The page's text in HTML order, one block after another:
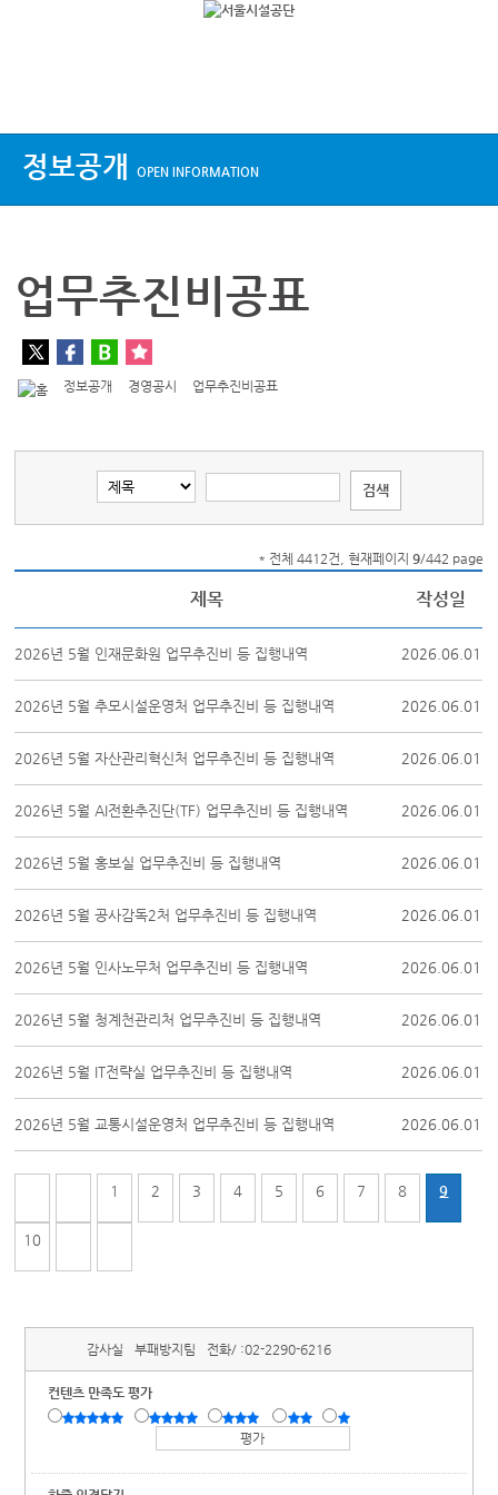
정보공개 OPEN INFORMATION
업무추진비공표
정보공개 경영공시 업무추진비공표
* 전체 4412건, 현재페이지 9/442 page
제목 작성일
2026년 5월 인재문화원 업무추진비 등 집행내역 2026.06.01
2026년 5월 추모시설운영처 업무추진비 등 집행내역 2026.06.01
2026년 5월 자산관리혁신처 업무추진비 등 집행내역 2026.06.01
2026년 5월 AI전환추진단(TF) 업무추진비 등 집행내역 2026.06.01
2026년 5월 홍보실 업무추진비 등 집행내역 2026.06.01
2026년 5월 공사감독2처 업무추진비 등 집행내역 2026.06.01
2026년 5월 인사노무처 업무추진비 등 집행내역 2026.06.01
2026년 5월 청계천관리처 업무추진비 등 집행내역 2026.06.01
2026년 5월 IT전략실 업무추진비 등 집행내역 2026.06.01
2026년 5월 교통시설운영처 업무추진비 등 집행내역 2026.06.01
1 2 3 4 5 6 7 8 9
10
감사실 부패방지팀 전화/ :02-2290-6216
컨텐츠 만족도 평가